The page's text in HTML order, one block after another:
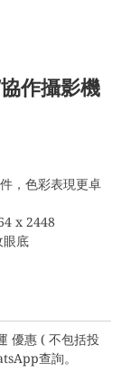
作攝影機
，色彩表現更卓
x 2448
眼底
優惠 ( 不包括投
查詢。